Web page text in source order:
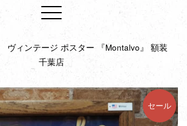
メ
ュ
ー
ィンテージ ポスター 『Montalvo』 額装
千葉店
セール